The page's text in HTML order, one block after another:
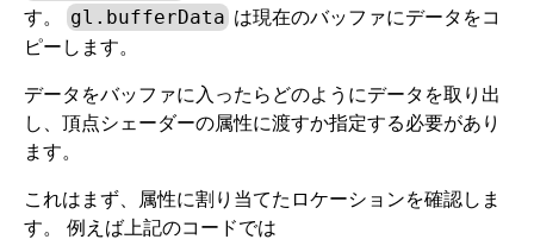
す。
gl.bufferData は現在のバッファにデータをコ
ピーします。
データをバッファに入ったらどのようにデータを取り出
し、頂点シェーダーの属性に渡すか指定する必要があり
ます。
これはまず、属性に割り当てたロケーションを確認しま
す。 例えば上記のコードでは